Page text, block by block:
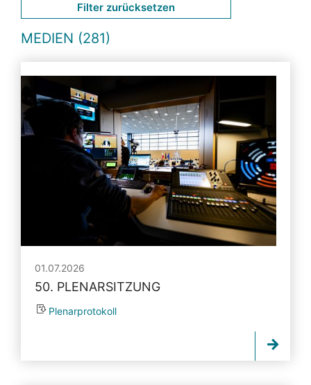
Filter zurücksetzen
MEDIEN (281)
01.07.2026
50. PLENARSITZUNG
Plenarprotokoll